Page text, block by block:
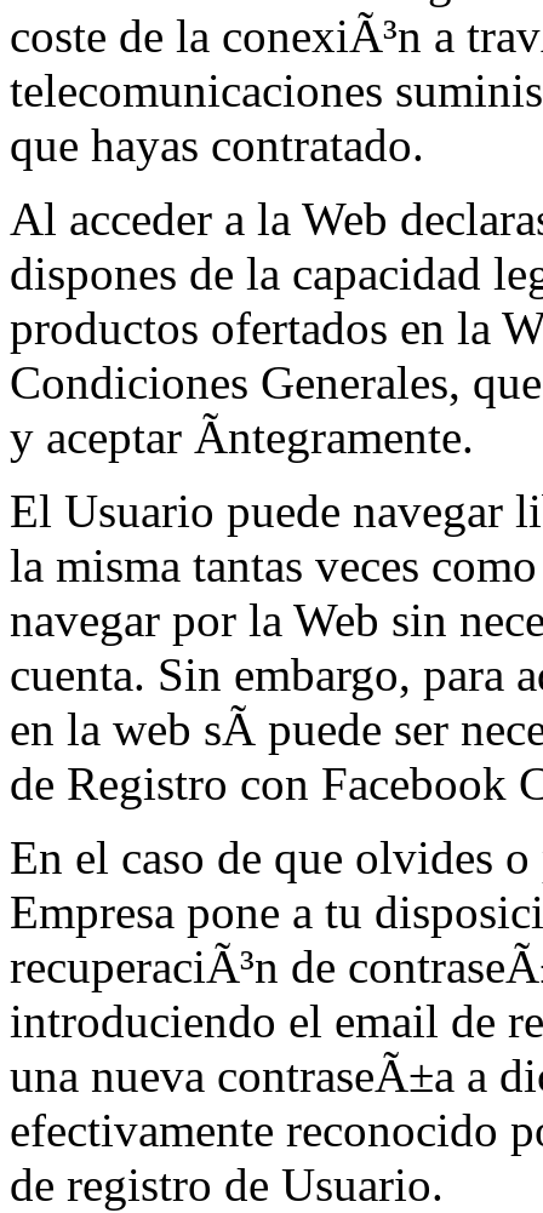
coste de la conexiÃ³n a
telecomunicaciones
que hayas contratado.
Al acceder a la Web
dispones de la capacidad
productos ofertados en la
Condiciones Generales,
y aceptar Ã­ntegramente.
El Usuario puede navegar
la misma tantas veces
navegar por la Web sin
cuenta. Sin embargo, para
en la web sÃ­ puede ser
de Registro con Facebook
En el caso de que olvides
Empresa pone a tu
recuperaciÃ³n de
introduciendo el email de
una nueva contraseÃ±a a
efectivamente reconocido
de registro de Usuario.